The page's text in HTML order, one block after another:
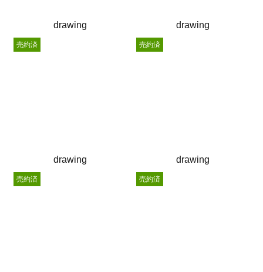
drawing drawing
drawing
売約済
drawing
売約済
売約済 売約済